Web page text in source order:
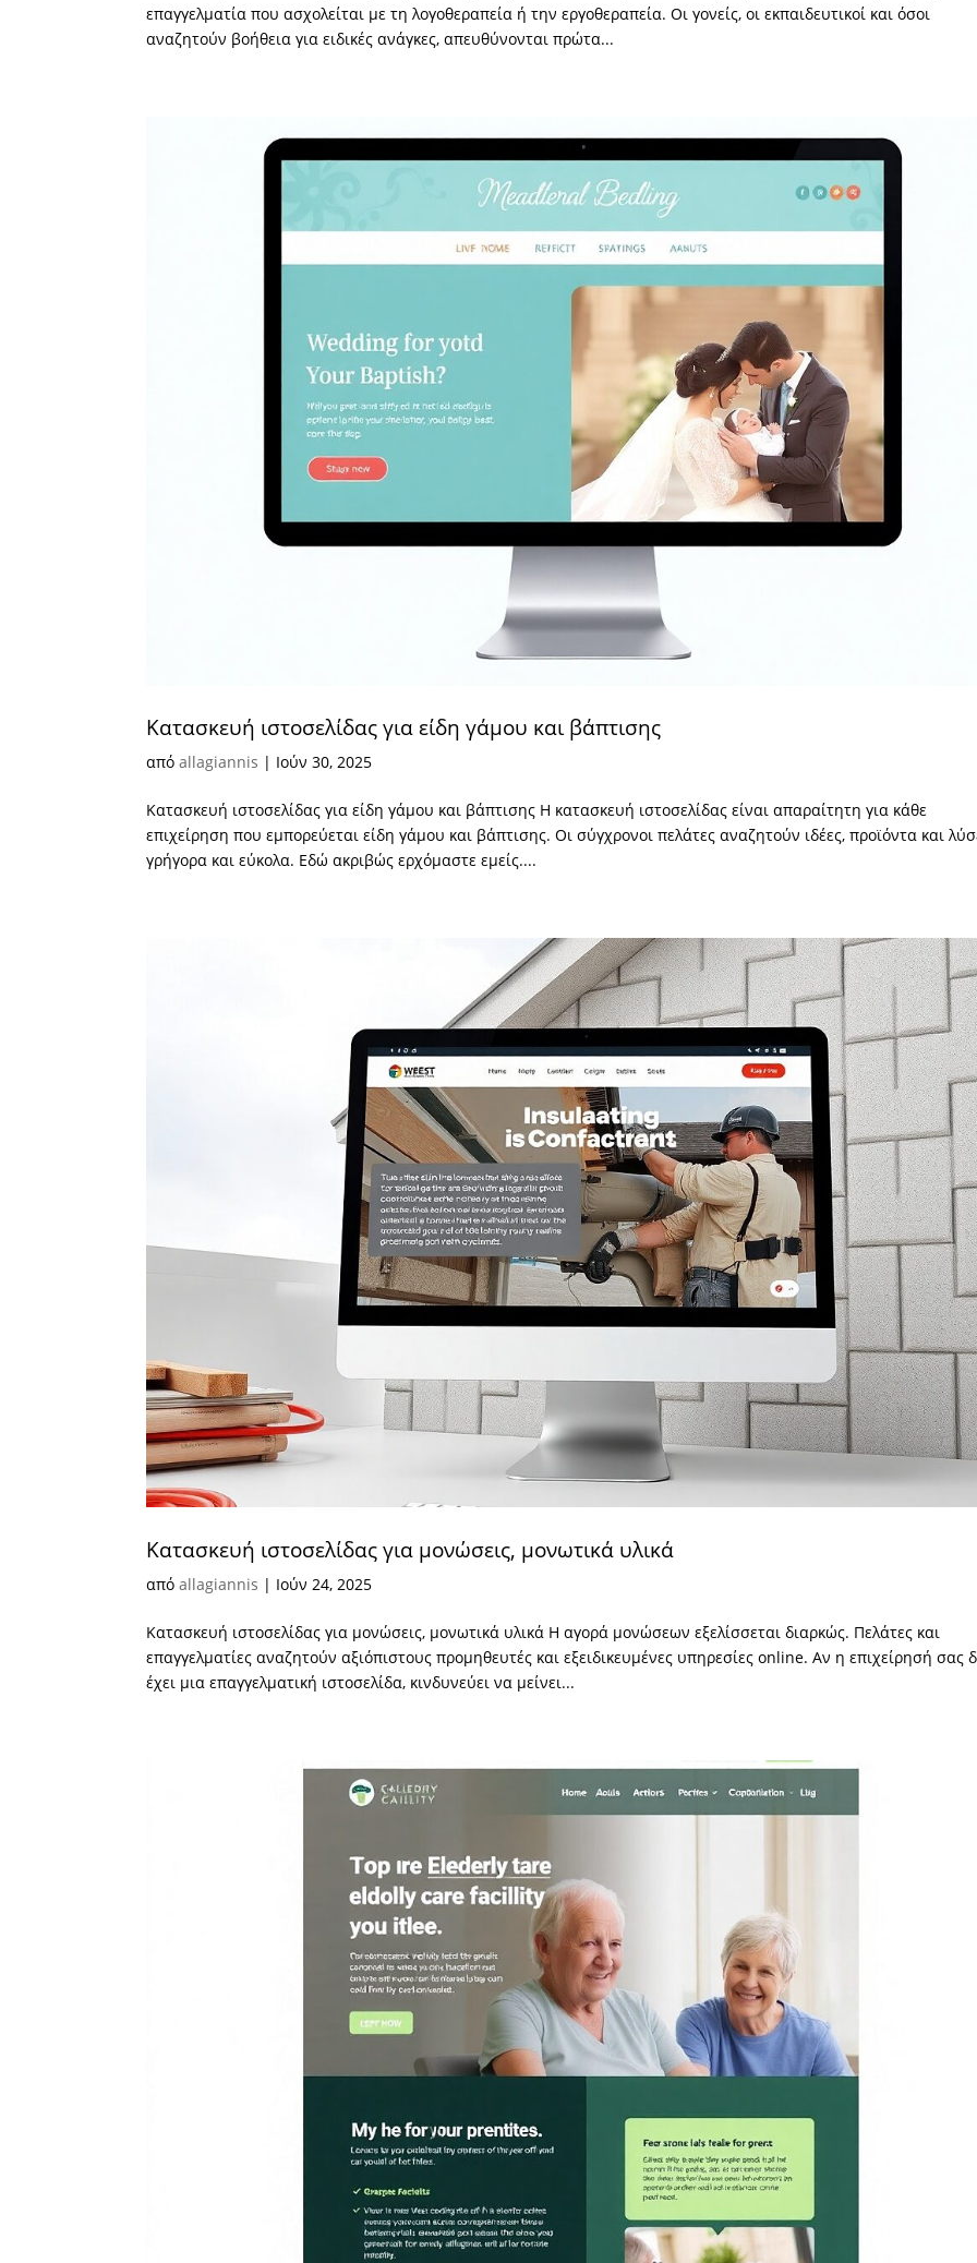
επαγγελματία που ασχολείται με τη λογοθεραπεία ή την εργοθεραπεία. Οι γονείς, οι εκπαιδευτικοί και όσοι
αναζητούν βοήθεια για ειδικές ανάγκες, απευθύνονται πρώτα...
Κατασκευή ιστοσελίδας για είδη γάμου και βάπτισης
απόallagiannis | Ιούν 30, 2025
Κατασκευή ιστοσελίδας για είδη γάμου και βάπτισης Η κατασκευή ιστοσελίδας είναι απαραίτητη για κάθε
επιχείρηση που εμπορεύεται είδη γάμου και βάπτισης. Οι σύγχρονοι πελάτες αναζητούν ιδέες, προϊόντα και
γρήγορα και εύκολα. Εδώ ακριβώς ερχόμαστε εμείς....
Κατασκευή ιστοσελίδας για μονώσεις, μονωτικά υλικά
απόallagiannis | Ιούν 24, 2025
Κατασκευή ιστοσελίδας για μονώσεις, μονωτικά υλικά Η αγορά μονώσεων εξελίσσεται διαρκώς. Πελάτες και
επαγγελματίες αναζητούν αξιόπιστους προμηθευτές και εξειδικευμένες υπηρεσίες online. Αν η επιχείρησή σας
έχει μια επαγγελματική ιστοσελίδα, κινδυνεύει να μείνει...